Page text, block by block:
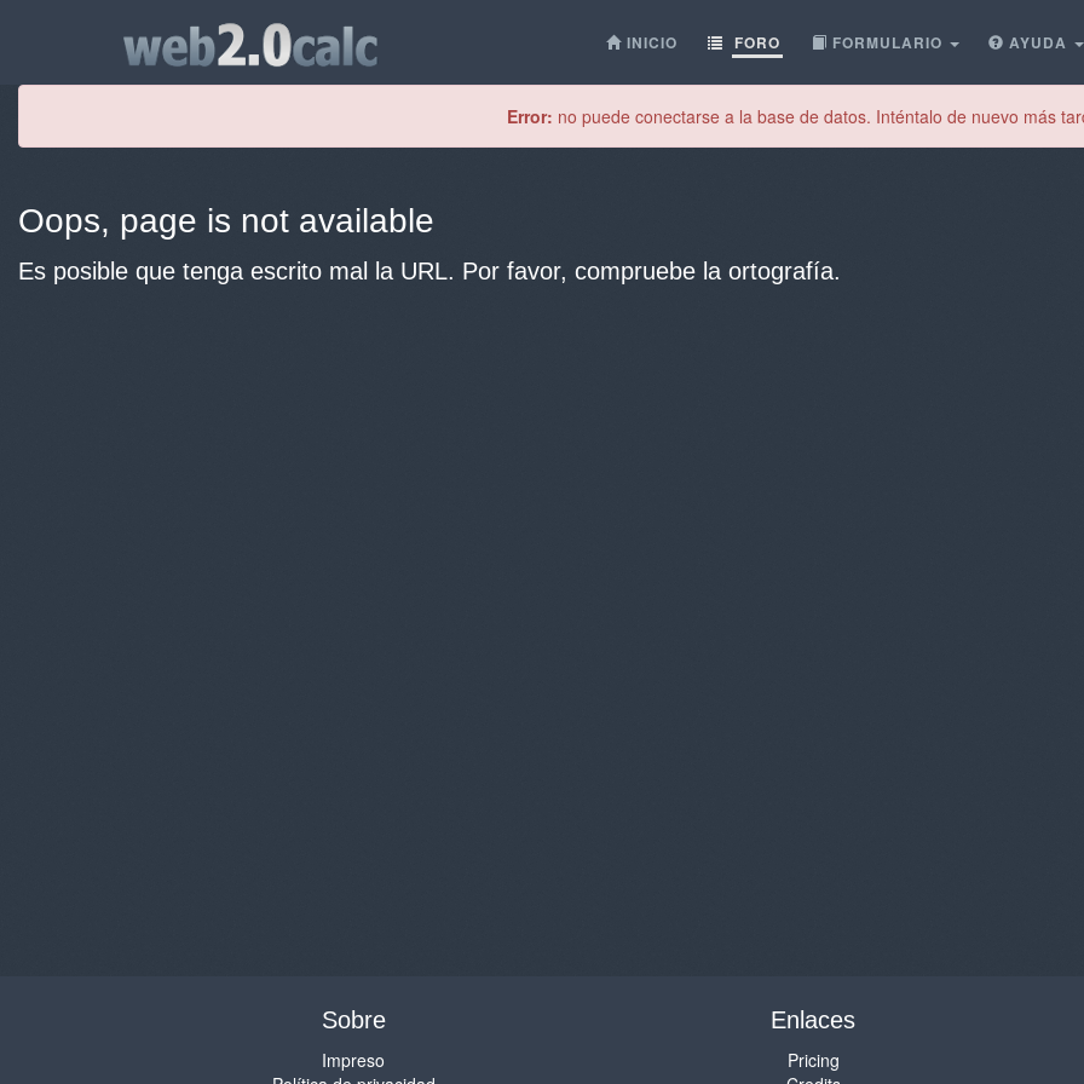
INICIO FORO FORMULARIO AYUDA
Error: no puede conectarse a la base de datos. Inténtalo de nuevo más
Oops, page is not available
Es posible que tenga escrito mal la URL. Por favor, compruebe la ortografía.
Sobre
Impreso
Enlaces
Pricing